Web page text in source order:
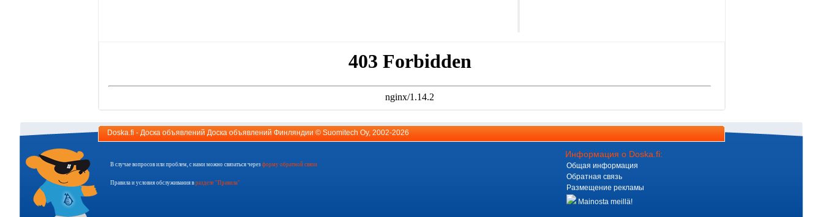
Doska.fi - Доска объявлений Доска объявлений Финляндии © Suomitech Oy, 2002-2026
В случае вопросов или проблем, с нами можно связаться через форму обратной связи
Правила и условия обслуживания в разделе "Правила"
Информация о Doska.fi:
Общая информация
Обратная связь
Размещение рекламы
Mainosta meillä!